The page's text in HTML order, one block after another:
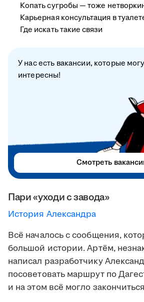
Пари «уходи с завода»
История Александра
Всё началось с сообщения,
большой истории. Артём,
написал разработчику
посоветовать маршрут по
и на этом всё могло
Копать сугробы — тоже
Карьерная консультация в
Где искать такие связи
У нас есть вакансии, которые
интересны!
Смотреть